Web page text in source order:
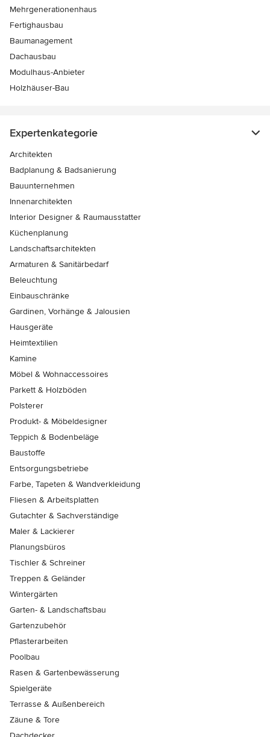
Mehrgenerationenhaus
Fertighausbau
Baumanagement
Dachausbau
Modulhaus-Anbieter
Holzhäuser-Bau
Expertenkategorie
Architekten
Badplanung & Badsanierung
Bauunternehmen
Innenarchitekten
Interior Designer & Raumausstatter
Küchenplanung
Landschaftsarchitekten
Armaturen & Sanitärbedarf
Beleuchtung
Einbauschränke
Gardinen, Vorhänge & Jalousien
Hausgeräte
Heimtextilien
Kamine
Möbel & Wohnaccessoires
Parkett & Holzböden
Polsterer
Produkt- & Möbeldesigner
Teppich & Bodenbeläge
Baustoffe
Entsorgungsbetriebe
Farbe, Tapeten & Wandverkleidung
Fliesen & Arbeitsplatten
Gutachter & Sachverständige
Maler & Lackierer
Planungsbüros
Tischler & Schreiner
Treppen & Geländer
Wintergärten
Garten- & Landschaftsbau
Gartenzubehör
Pflasterarbeiten
Poolbau
Rasen & Gartenbewässerung
Spielgeräte
Terrasse & Außenbereich
Zäune & Tore